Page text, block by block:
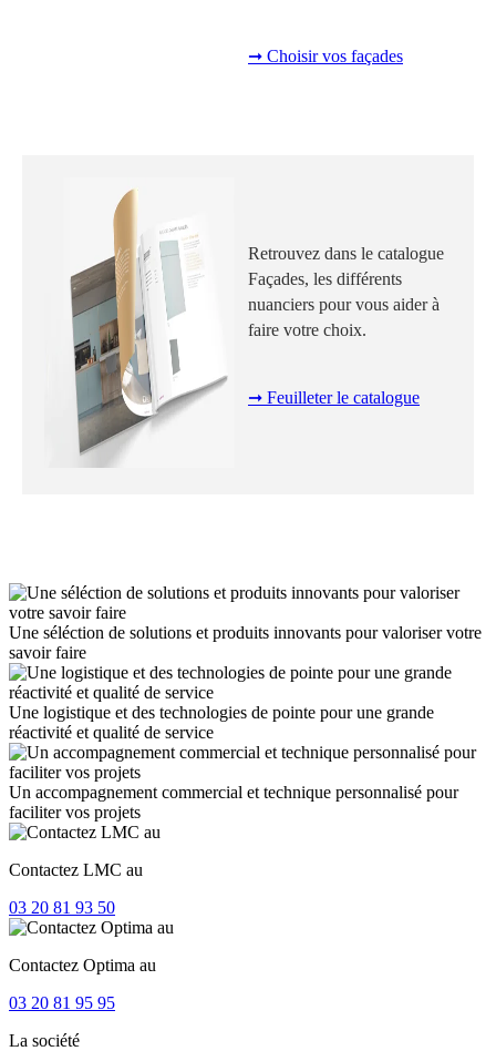
➞ Choisir vos façades
Retrouvez dans le catalogue
Façades, les différents
nuanciers pour vous aider à
faire votre choix.
➞ Feuilleter le catalogue
Une séléction de solutions et produits innovants pour valoriser votre
savoir faire
Une logistique et des technologies de pointe pour une grande
réactivité et qualité de service
Un accompagnement commercial et technique personnalisé pour
faciliter vos projets
Contactez LMC au
03 20 81 93 50
Contactez Optima au
03 20 81 95 95
La société